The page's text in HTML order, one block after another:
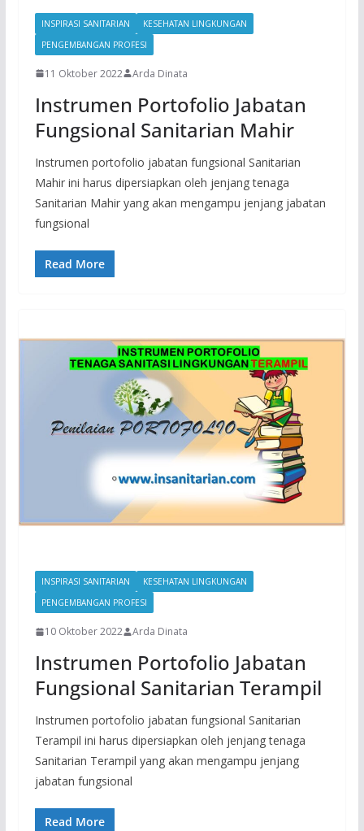
INSPIRASI SANITARIAN
KESEHATAN LINGKUNGAN
PENGEMBANGAN PROFESI
11 Oktober 2022 Arda Dinata
Instrumen Portofolio Jabatan
Fungsional Sanitarian Mahir
Instrumen portofolio jabatan fungsional Sanitarian
Mahir ini harus dipersiapkan oleh jenjang tenaga
Sanitarian Mahir yang akan mengampu jenjang jabatan
fungsional
Read More
INSPIRASI SANITARIAN
KESEHATAN LINGKUNGAN
PENGEMBANGAN PROFESI
10 Oktober 2022 Arda Dinata
Instrumen Portofolio Jabatan
Fungsional Sanitarian Terampil
Instrumen portofolio jabatan fungsional Sanitarian
Terampil ini harus dipersiapkan oleh jenjang tenaga
Sanitarian Terampil yang akan mengampu jenjang
jabatan fungsional
Read More